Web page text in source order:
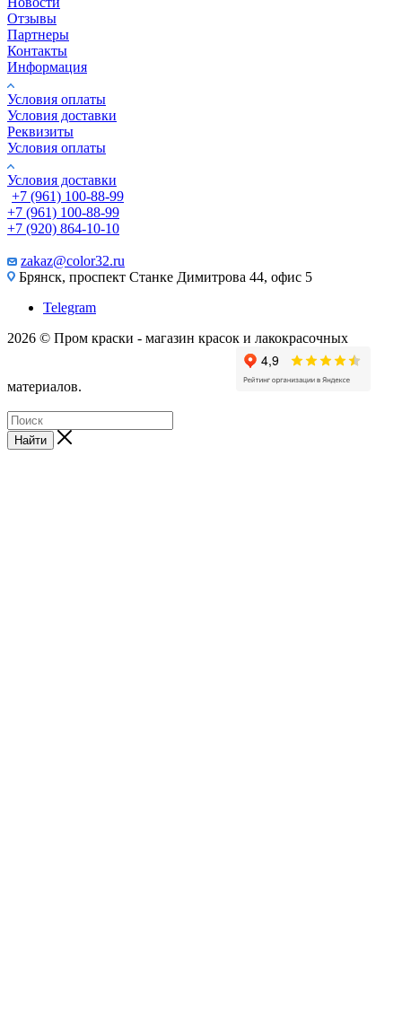
Отзывы
Партнеры
Контакты
Информация
Условия оплаты
Условия доставки
Реквизиты
Условия оплаты
Условия доставки
+7 (961) 100-88-99
+7 (961) 100-88-99
+7 (920) 864-10-10
zakaz@color32.ru
Брянск, проспект Станке Димитрова 44, офис 5
Telegram
2026 © Пром краски - магазин красок и лакокрасочных
материалов.
Найти